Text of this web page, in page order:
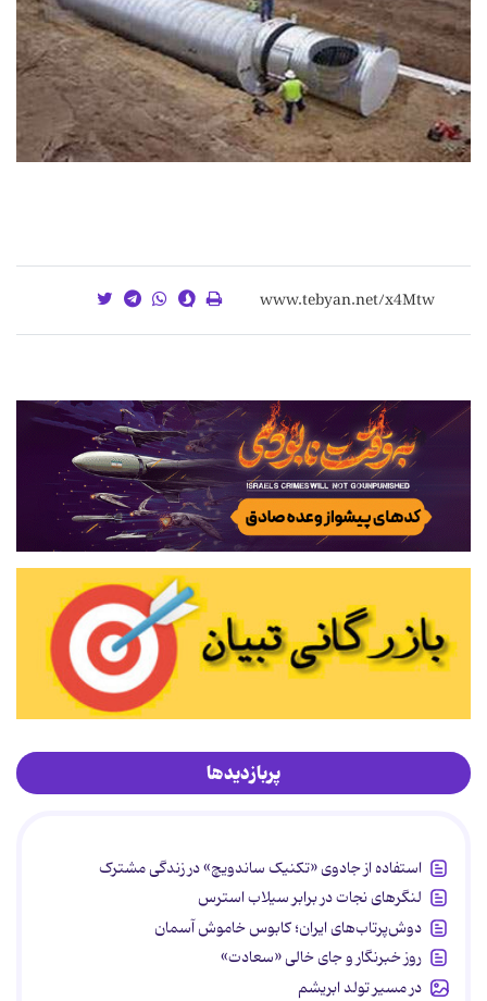
پربازدیدها
استفاده از جادوی «تکنیک ساندویچ» در زندگی مشترک
لنگرهای نجات در برابر سیلاب استرس
دوش‌پرتاب‌های ایران؛ کابوس خاموش آسمان
روز خبرنگار و جای خالی «سعادت»
در مسیر تولد ابریشم